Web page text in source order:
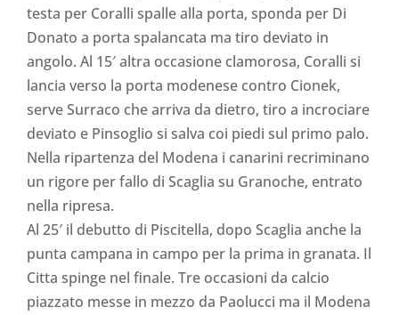
testa per Coralli spalle alla porta, sponda per Di
Donato a porta spalancata ma tiro deviato in
angolo. Al 15′ altra occasione clamorosa, Coralli si
lancia verso la porta modenese contro Cionek,
serve Surraco che arriva da dietro, tiro a incrociare
deviato e Pinsoglio si salva coi piedi sul primo palo.
Nella ripartenza del Modena i canarini recriminano
un rigore per fallo di Scaglia su Granoche, entrato
nella ripresa.
Al 25′ il debutto di Piscitella, dopo Scaglia anche la
punta campana in campo per la prima in granata. Il
Citta spinge nel finale. Tre occasioni da calcio
piazzato messe in mezzo da Paolucci ma il Modena